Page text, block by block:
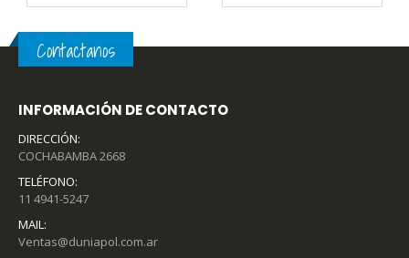
Contactanos
INFORMACIÓN DE CONTACTO
DIRECCIÓN:
COCHABAMBA 2668
TELÉFONO:
11 4941-5247
MAIL:
Ventas@duniapol.com.ar